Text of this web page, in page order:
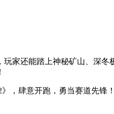
家还能踏上神秘矿山、深
，肆意开跑，勇当赛道先锋！